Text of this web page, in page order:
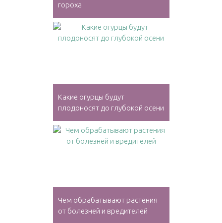
гороха
Какие огурцы будут
плодоносят до глубокой осени
Чем обрабатывают растения
от болезней и вредителей